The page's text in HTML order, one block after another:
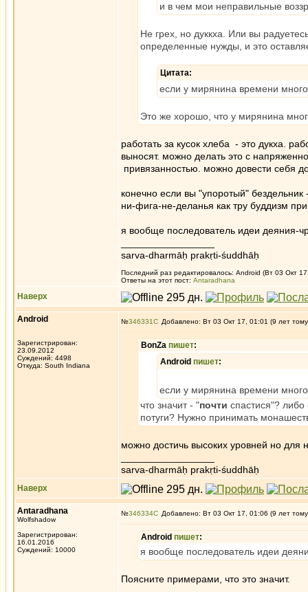
и в чем мои неправильные
Не грех, но дуккха. Или вы
определенные нужды, и это
Цитата:
если у мирянина времени
Это же хорошо, что у мирянина
работать за кусок хлеба - это дукха.
выносят. можно делать это с
привязанностью. можно довести себя
конечно если вы "упоротый"
ни-фига-не-деланья как тру буддизм
я вообще последователь идеи деяния-
sarva-dharmāḥ prakṛti-śuddhāḥ
Последний раз редактировалось: Android (Вт 03 Окт
Ответы на этот пост: Antaradhana
Наверх
Android
Зарегистрирован:
23.09.2012
Суждений: 4498
Откуда: South Indiana
№346331 Добавлено: Вт 03 Окт 17, 01:01 (9 лет
BonZa пишет:
Android пишет:
если у мирянина времени
что значит - "почти спастися"? либо
потуги? Нужно принимать
можно достичь высоких уровней но для
sarva-dharmāḥ prakṛti-śuddhāḥ
Наверх
Antaradhana
Wolfshadow
Зарегистрирован:
16.01.2016
Суждений: 10000
№346334 Добавлено: Вт 03 Окт 17, 01:06 (9 лет
Android пишет:
я вообще последователь идеи
Поясните примерами, что это значит.